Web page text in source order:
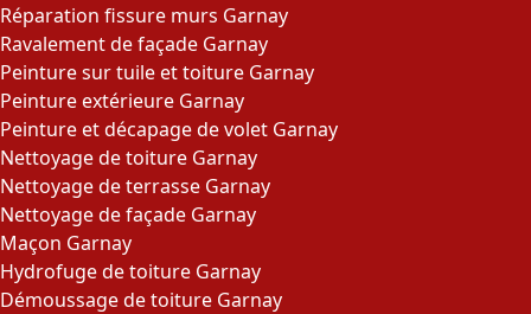
Réparation fissure murs Garnay
Ravalement de façade Garnay
Peinture sur tuile et toiture Garnay
Peinture extérieure Garnay
Peinture et décapage de volet Garnay
Nettoyage de toiture Garnay
Nettoyage de terrasse Garnay
Nettoyage de façade Garnay
Maçon Garnay
Hydrofuge de toiture Garnay
Démoussage de toiture Garnay